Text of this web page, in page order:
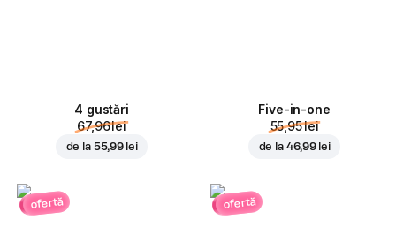
4 gustări
67,96 lei
de la 55,99 lei
Five-in-one
55,95 lei
de la 46,99 lei
ofertă ofertă